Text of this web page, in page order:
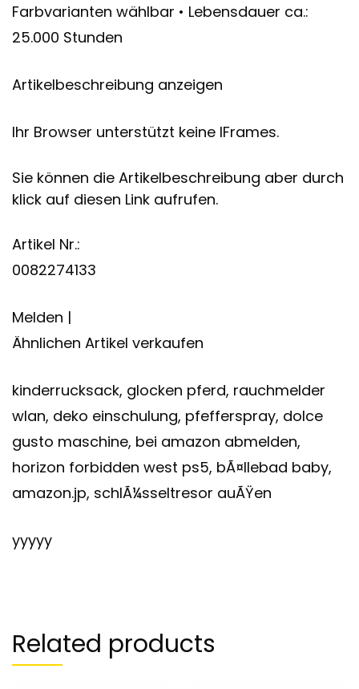
Farbvarianten wählbar • Lebensdauer ca.:
25.000 Stunden
Artikelbeschreibung anzeigen
Ihr Browser unterstützt keine IFrames.
Sie können die Artikelbeschreibung aber durch
klick auf diesen Link aufrufen.
Artikel Nr.:
0082274133
Melden |
Ähnlichen Artikel verkaufen
kinderrucksack, glocken pferd, rauchmelder
wlan, deko einschulung, pfefferspray, dolce
gusto maschine, bei amazon abmelden,
horizon forbidden west ps5, bÃ¤llebad baby,
amazon.jp, schlÃ¼sseltresor auÃŸen
yyyyy
Related products